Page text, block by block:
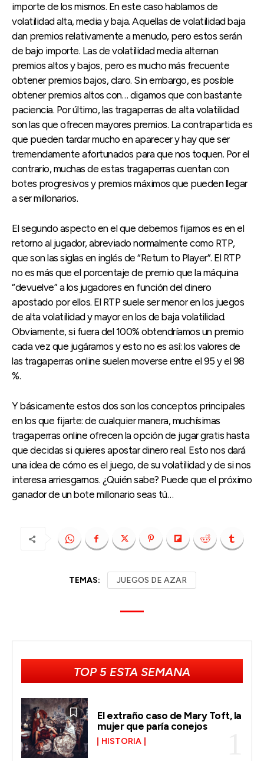
importe de los mismos. En este caso hablamos de
volatilidad alta, media y baja. Aquellas de volatilidad baja
dan premios relativamente a menudo, pero estos serán
de bajo importe. Las de volatilidad media alternan
premios altos y bajos, pero es mucho más frecuente
obtener premios bajos, claro. Sin embargo, es posible
obtener premios altos con… digamos que con bastante
paciencia. Por último, las tragaperras de alta volatilidad
son las que ofrecen mayores premios. La contrapartida es
que pueden tardar mucho en aparecer y hay que ser
tremendamente afortunados para que nos toquen. Por el
contrario, muchas de estas tragaperras cuentan con
botes progresivos y premios máximos que pueden llegar
a ser millonarios.
El segundo aspecto en el que debemos fijarnos es en el
retorno al jugador, abreviado normalmente como RTP,
que son las siglas en inglés de “Return to Player”. El RTP
no es más que el porcentaje de premio que la máquina
“devuelve” a los jugadores en función del dinero
apostado por ellos. El RTP suele ser menor en los juegos
de alta volatilidad y mayor en los de baja volatilidad.
Obviamente, si fuera del 100% obtendríamos un premio
cada vez que jugáramos y esto no es así: los valores de
las tragaperras online suelen moverse entre el 95 y el 98
%.
Y básicamente estos dos son los conceptos principales
en los que fijarte: de cualquier manera, muchísimas
tragaperras online ofrecen la opción de jugar gratis hasta
que decidas si quieres apostar dinero real. Esto nos dará
una idea de cómo es el juego, de su volatilidad y de si nos
interesa arriesgarnos. ¿Quién sabe? Puede que el próximo
ganador de un bote millonario seas tú…
TEMAS: JUEGOS DE AZAR
TOP 5 ESTA SEMANA
El extraño caso de Mary Toft, la
mujer que paría conejos
HISTORIA